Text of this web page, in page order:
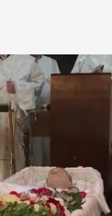
Navalni
de Alexéi
Putin